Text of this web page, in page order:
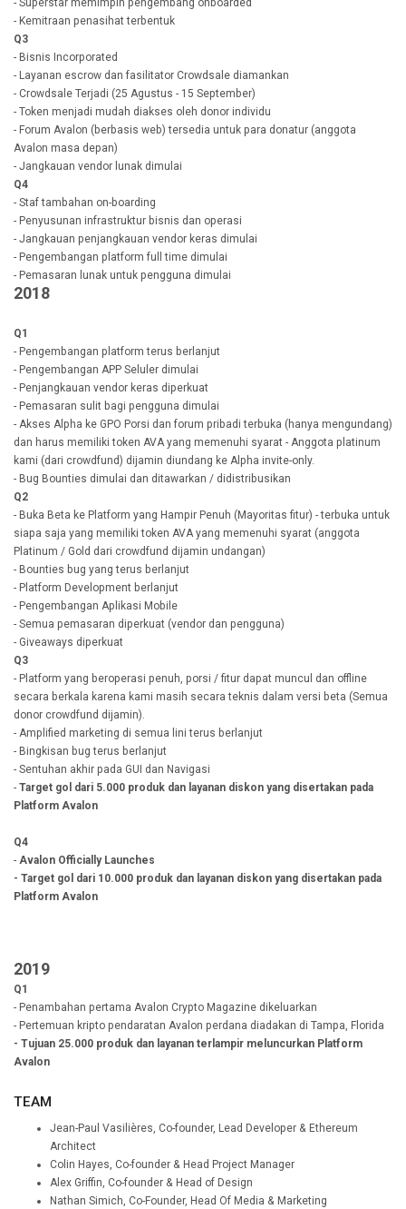
- Superstar memimpin pengembang onboarded
- Kemitraan penasihat terbentuk
Q3
- Bisnis Incorporated
- Layanan escrow dan fasilitator Crowdsale diamankan
- Crowdsale Terjadi (25 Agustus - 15 September)
- Token menjadi mudah diakses oleh donor individu
- Forum Avalon (berbasis web) tersedia untuk para donatur (anggota
Avalon masa depan)
- Jangkauan vendor lunak dimulai
Q4
- Staf tambahan on-boarding
- Penyusunan infrastruktur bisnis dan operasi
- Jangkauan penjangkauan vendor keras dimulai
- Pengembangan platform full time dimulai
- Pemasaran lunak untuk pengguna dimulai
2018
Q1
- Pengembangan platform terus berlanjut
- Pengembangan APP Seluler dimulai
- Penjangkauan vendor keras diperkuat
- Pemasaran sulit bagi pengguna dimulai
- Akses Alpha ke GPO Porsi dan forum pribadi terbuka (hanya mengundang)
dan harus memiliki token AVA yang memenuhi syarat - Anggota platinum
kami (dari crowdfund) dijamin diundang ke Alpha invite-only.
- Bug Bounties dimulai dan ditawarkan / didistribusikan
Q2
- Buka Beta ke Platform yang Hampir Penuh (Mayoritas fitur) - terbuka untuk
siapa saja yang memiliki token AVA yang memenuhi syarat (anggota
Platinum / Gold dari crowdfund dijamin undangan)
- Bounties bug yang terus berlanjut
- Platform Development berlanjut
- Pengembangan Aplikasi Mobile
- Semua pemasaran diperkuat (vendor dan pengguna)
- Giveaways diperkuat
Q3
- Platform yang beroperasi penuh, porsi / fitur dapat muncul dan offline
secara berkala karena kami masih secara teknis dalam versi beta (Semua
donor crowdfund dijamin).
- Amplified marketing di semua lini terus berlanjut
- Bingkisan bug terus berlanjut
- Sentuhan akhir pada GUI dan Navigasi
- Target gol dari 5.000 produk dan layanan diskon yang disertakan pada
Platform Avalon
Q4
- Avalon Officially Launches
- Target gol dari 10.000 produk dan layanan diskon yang disertakan pada
Platform Avalon
2019
Q1
- Penambahan pertama Avalon Crypto Magazine dikeluarkan
- Pertemuan kripto pendaratan Avalon perdana diadakan di Tampa, Florida
- Tujuan 25.000 produk dan layanan terlampir meluncurkan Platform
Avalon
TEAM
Jean-Paul Vasilières, Co-founder, Lead Developer & Ethereum
Architect
Colin Hayes, Co-founder & Head Project Manager
Alex Griffin, Co-founder & Head of Design
Nathan Simich, Co-Founder, Head Of Media & Marketing